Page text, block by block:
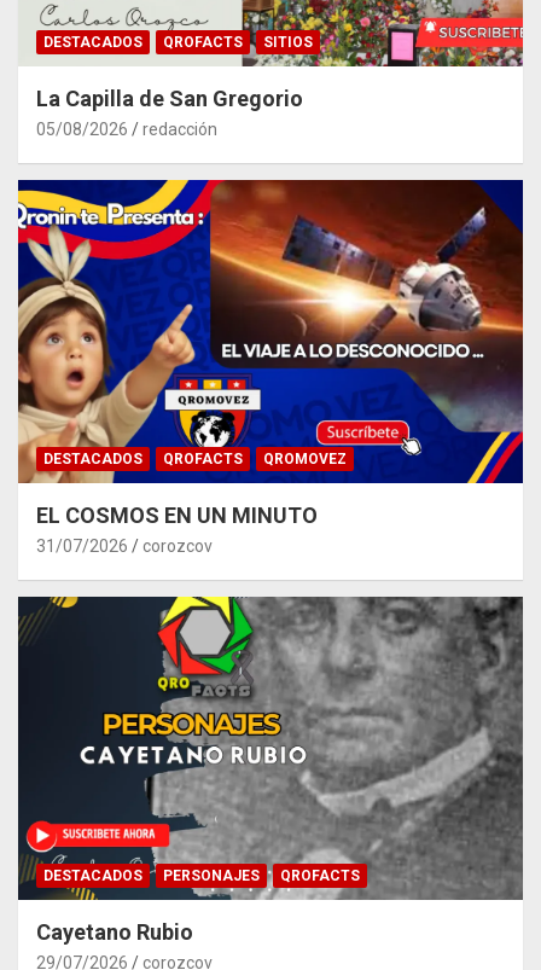
DESTACADOS QROFACTS SITIOS
La Capilla de San Gregorio
05/08/2026 redacción
DESTACADOS QROFACTS QROMOVEZ
EL COSMOS EN UN MINUTO
31/07/2026 corozcov
DESTACADOS PERSONAJES QROFACTS
Cayetano Rubio
29/07/2026 corozcov